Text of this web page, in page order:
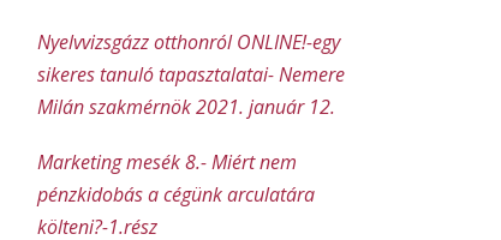
Nyelvvizsgázz otthonról ONLINE!-egy
sikeres tanuló tapasztalatai- Nemere
Milán szakmérnök 2021. január 12.
Marketing mesék 8.- Miért nem
pénzkidobás a cégünk arculatára
költeni?-1.rész